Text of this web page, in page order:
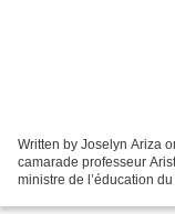
Written by Joselyn Ariza
camarade professeur
ministre de l’éducation